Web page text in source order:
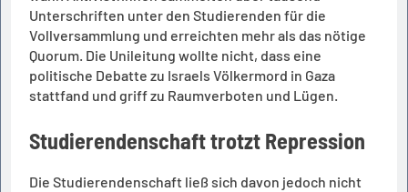
Unterschriften unter den Studierenden für die
Vollversammlung und erreichten mehr als das nötige
Quorum. Die Unileitung wollte nicht, dass eine
politische Debatte zu Israels Völkermord in Gaza
stattfand und griff zu Raumverboten und Lügen.
Studierendenschaft trotzt Repression
Die Studierendenschaft ließ sich davon jedoch nicht